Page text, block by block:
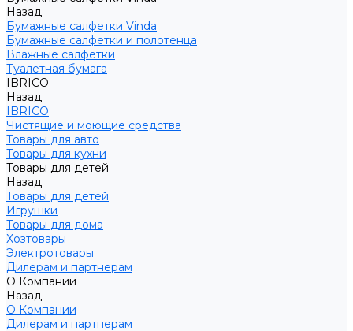
Назад
Бумажные салфетки Vinda
Бумажные салфетки и полотенца
Влажные салфетки
Туалетная бумага
IBRICO
Назад
IBRICO
Чистящие и моющие средства
Товары для авто
Товары для кухни
Товары для детей
Назад
Товары для детей
Игрушки
Товары для дома
Хозтовары
Электротовары
Дилерам и партнерам
О Компании
Назад
О Компании
Дилерам и партнерам